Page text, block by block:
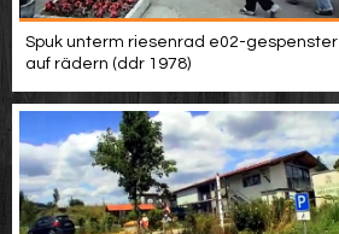
Spuk unterm riesenrad e02-gespenster
auf rädern (ddr 1978)